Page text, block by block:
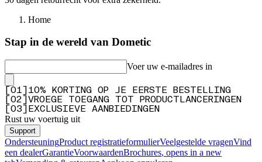
Home
Stap in de wereld van Dometic
Voer uw e-mailadres in
01
10% KORTING OP JE EERSTE BESTELLING
02
VROEGE TOEGANG TOT PRODUCTLANCERINGEN
03 EXCLUSIEVE AANBIEDINGEN
Rust uw voertuig uit
Support
OndersteuningProduct registratieformulierVeelgestelde vragenVind
een dealerGarantieVoorwaardenBrochures, opens in a new